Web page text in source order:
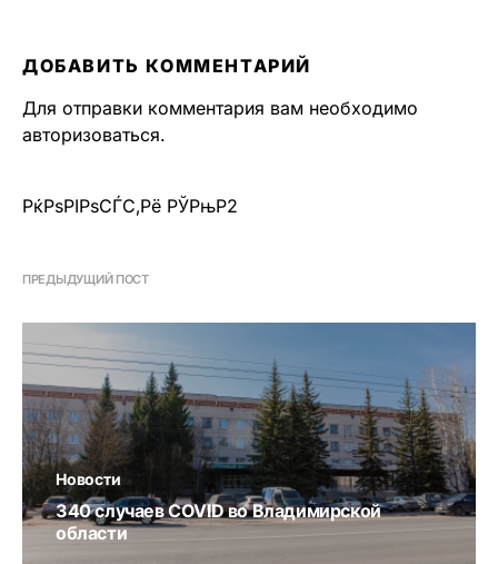
ДОБАВИТЬ КОММЕНТАРИЙ
Для отправки комментария вам необходимо
авторизоваться.
РќРѕРІРѕСЃС‚Рё РЎРњР2
ПРЕДЫДУЩИЙ ПОСТ
Новости
340 случаев COVID во Владимирской
области